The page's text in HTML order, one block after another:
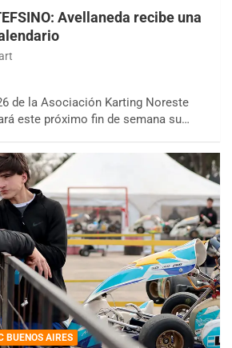
Avellaneda recibe una
de la Asociación Karting Noreste
este próximo fin de semana su…
BUENOS AIRES